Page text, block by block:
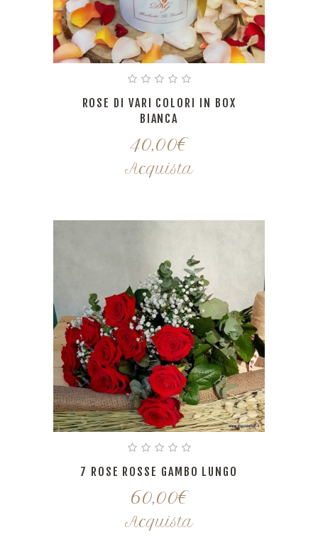
ROSE DI VARI COLORI IN BOX
BIANCA
40,00€
Acquista
7 ROSE ROSSE GAMBO LUNGO
60,00€
Acquista